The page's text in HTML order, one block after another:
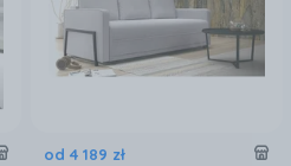
od 4 189 zł